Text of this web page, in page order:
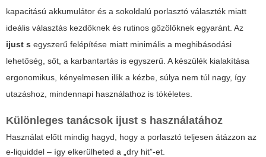
kapacitású akkumulátor és a sokoldalú porlasztó választék miatt
ideális választás kezdőknek és rutinos gőzölőknek egyaránt. Az
ijust s egyszerű felépítése miatt minimális a meghibásodási
lehetőség, sőt, a karbantartás is egyszerű. A készülék kialakítása
ergonomikus, kényelmesen illik a kézbe, súlya nem túl nagy, így
utazáshoz, mindennapi használathoz is tökéletes.
Különleges tanácsok ijust s használatához
Használat előtt mindig hagyd, hogy a porlasztó teljesen átázzon az
e-liquiddel – így elkerülheted a „dry hit”-et.